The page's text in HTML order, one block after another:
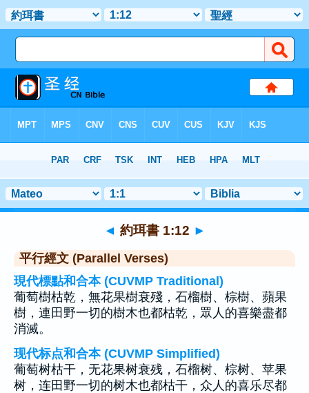
> 聖經金句 12
◄ 約珥書 1:12 ►
平行經文 (Parallel Verses)
現代標點和合本 (CUVMP Traditional)
葡萄樹枯乾，無花果樹衰殘，石榴樹、棕樹、蘋果
樹，連田野一切的樹木也都枯乾，眾人的喜樂盡都
消滅。
现代标点和合本 (CUVMP Simplified)
葡萄树枯干，无花果树衰残，石榴树、棕树、苹果
树，连田野一切的树木也都枯干，众人的喜乐尽都